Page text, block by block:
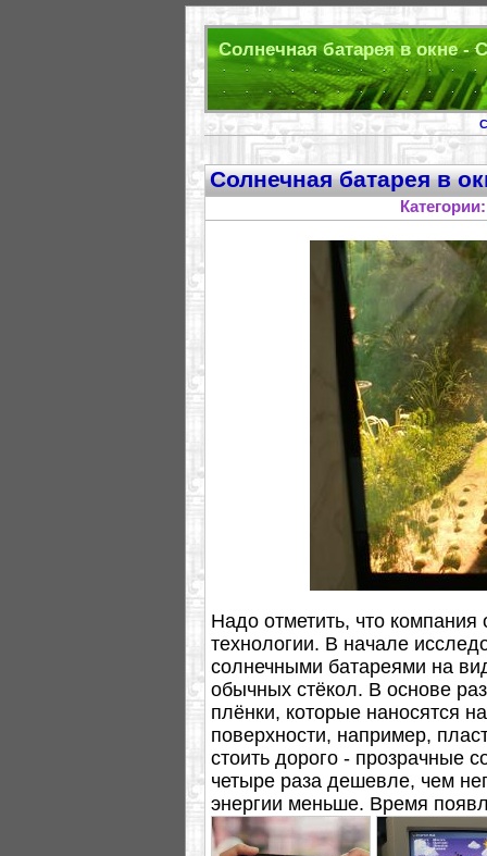
Солнечная батарея в окне -
Солнечная батарея в
Надо отметить, что
технологии. В начале
солнечными батареями на
обычных стёкол. В основе
плёнки, которые наносятся
поверхности, например,
стоить дорого - прозрачные
четыре раза дешевле, чем
энергии меньше. Время
неизвестно.